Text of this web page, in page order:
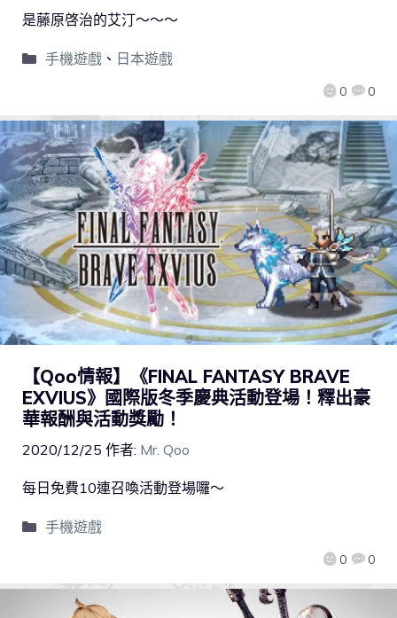
0 0
是藤原啓治的艾汀～～～
手機遊戲、 日本遊戲
【Qoo情報】《FINAL FANTASY BRAVE
EXVIUS》國際版冬季慶典活動登場！釋出豪
華報酬與活動獎勵！
2020/12/25 作者: Mr. Qoo
0 0
每日免費10連召喚活動登場囉～
手機遊戲